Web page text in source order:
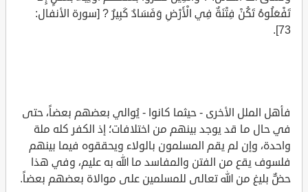
تَفْعَلُوهُ تَكُنْ فِتْنَةٌ فِي الْأَرْضِ وَفَسَادٌ كَبِيرٌ ? [سورة الأنفال:
73].
فأهل الملل الأخرى - حيثما كانوا - يُوالي بعضهم بعضاً، حتى
في حال ما قد يوجد بينهم من اختلافات؛ إذ الكفر كله ملة
واحدة، وإن لم يقم المسلمون بالولاء ويحققوه فيما بينهم
فلسوف يقع من الفتن والمفاسد ما الله به عليم، وفي هذا
حضٌّ بليغ من الله تعالى للمسلمين على موالاة بعضهم بعضاً.